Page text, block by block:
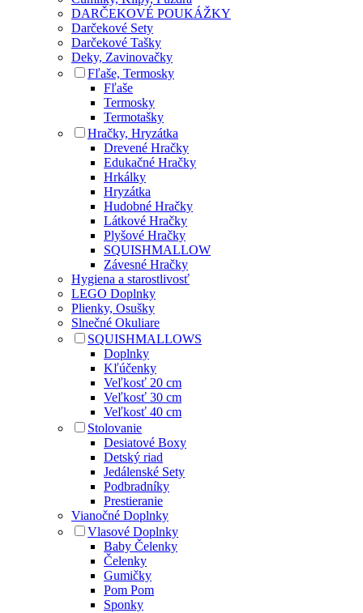
DARČEKOVÉ POUKÁŽKY
Darčekové Sety
Darčekové Tašky
Deky, Zavinovačky
Fľaše, Termosky
Fľaše
Termosky
Termotašky
Hračky, Hryzátka
Drevené Hračky
Edukačné Hračky
Hrkálky
Hryzátka
Hudobné Hračky
Látkové Hračky
Plyšové Hračky
SQUISHMALLOW
Závesné Hračky
Hygiena a starostlivosť
LEGO Doplnky
Plienky, Osušky
Slnečné Okuliare
SQUISHMALLOWS
Doplnky
Kľúčenky
Veľkosť 20 cm
Veľkosť 30 cm
Veľkosť 40 cm
Stolovanie
Desiatové Boxy
Detský riad
Jedálenské Sety
Podbradníky
Prestieranie
Vianočné Doplnky
Vlasové Doplnky
Baby Čelenky
Čelenky
Gumičky
Pom Pom
Sponky